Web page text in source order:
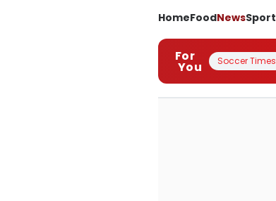
HomeFoodNewsSport
For
You Soccer Times